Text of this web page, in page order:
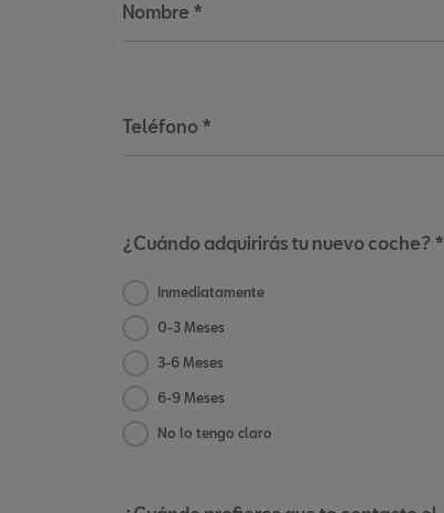
Nombre *
Teléfono *
¿Cuándo adquirirás tu nuevo coche? *
Inmediatamente
0-3 Meses
3-6 Meses
6-9 Meses
No lo tengo claro